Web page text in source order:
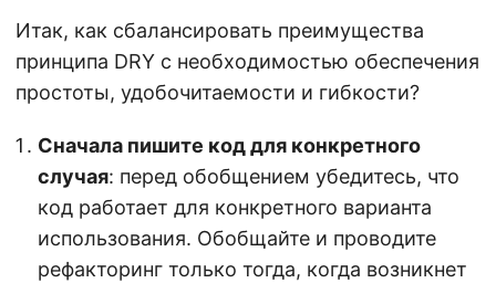
Итак, как сбалансировать преимущества
принципа DRY с необходимостью обеспечения
простоты, удобочитаемости и гибкости?
Сначала пишите код для конкретного
случая: перед обобщением убедитесь, что
код работает для конкретного варианта
использования. Обобщайте и проводите
рефакторинг только тогда, когда возникнет